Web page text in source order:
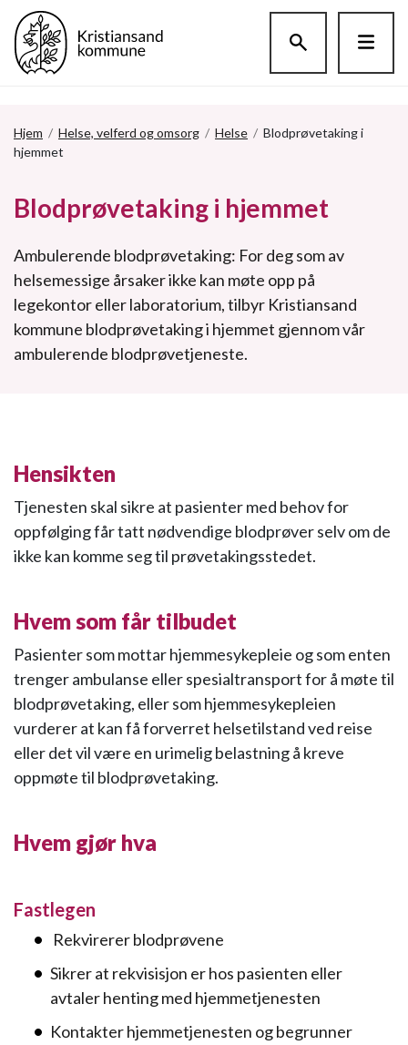
Hjem / Helse, velferd og omsorg / Helse / Blodprøvetaking i
hjemmet
Blodprøvetaking i hjemmet
Ambulerende blodprøvetaking: For deg som av
helsemessige årsaker ikke kan møte opp på
legekontor eller laboratorium, tilbyr Kristiansand
kommune blodprøvetaking i hjemmet gjennom vår
ambulerende blodprøvetjeneste.
Hensikten
Tjenesten skal sikre at pasienter med behov for
oppfølging får tatt nødvendige blodprøver selv om de
ikke kan komme seg til prøvetakingsstedet.
Hvem som får tilbudet
Pasienter som mottar hjemmesykepleie og som enten
trenger ambulanse eller spesialtransport for å møte til
blodprøvetaking, eller som hjemmesykepleien
vurderer at kan få forverret helsetilstand ved reise
eller det vil være en urimelig belastning å kreve
oppmøte til blodprøvetaking.
Hvem gjør hva
Fastlegen
Rekvirerer blodprøvene
Sikrer at rekvisisjon er hos pasienten eller
avtaler henting med hjemmetjenesten
Kontakter hjemmetjenesten og begrunner